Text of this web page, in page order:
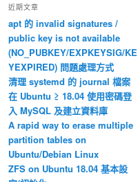
近期文章
apt 的 invalid signatures /
public key is not available
(NO_PUBKEY/EXPKEYSIG/KE
YEXPIRED) 問題處理方式
清理 systemd 的 journal 檔案
在 Ubuntu ≥ 18.04 使用密碼登
入 MySQL 及建立資料庫
A rapid way to erase multiple
partition tables on
Ubuntu/Debian Linux
ZFS on Ubuntu 18.04 基本設